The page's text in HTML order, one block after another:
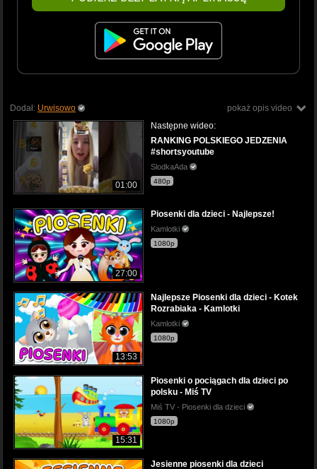
pokaż opis video
Dodał: Urwisowo
01:00
Następne wideo:
RANKING POLSKIEGO JEDZENIA
#shortsyoutube
SlodkaAda
480p
27:00
Piosenki dla dzieci - Najlepsze!
Kamlotki
1080p
13:53
Najlepsze Piosenki dla dzieci - Kotek
Rozrabiaka - Kamlotki
Kamlotki
1080p
15:31
Piosenki o pociągach dla dzieci po
polsku - Miś TV
Miś TV - Piosenki dla dzieci
1080p
Jesienne piosenki dla dzieci